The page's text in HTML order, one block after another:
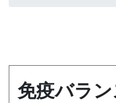
免疫バラ